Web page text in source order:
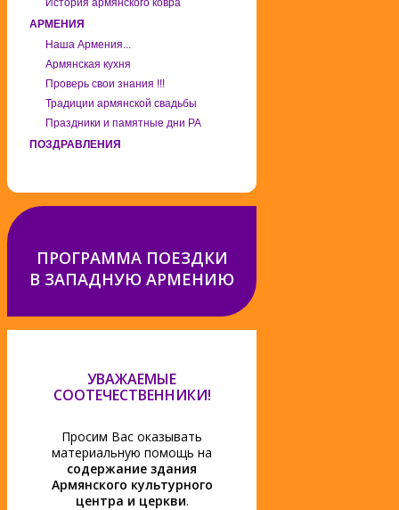
АРМЕНИЯ
Наша Армения...
Армянская кухня
Проверь свои знания !!!
Традиции армянской свадьбы
Праздники и памятные дни РА
ПОЗДРАВЛЕНИЯ
ПРОГРАММА ПОЕЗДКИ
В ЗАПАДНУЮ АРМЕНИЮ
УВАЖАЕМЫЕ
СООТЕЧЕСТВЕННИКИ!
Просим Вас оказывать
материальную помощь на
содержание здания
Армянского культурного
центра и церкви.